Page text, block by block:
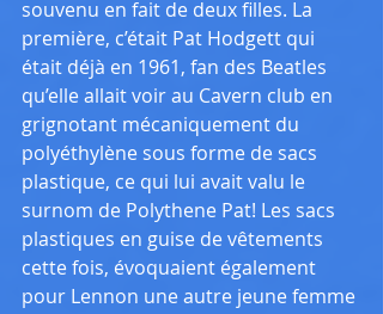
souvenu en fait de deux filles. La
première, c’était Pat Hodgett qui
était déjà en 1961, fan des Beatles
qu’elle allait voir au Cavern club en
grignotant mécaniquement du
polyéthylène sous forme de sacs
plastique, ce qui lui avait valu le
surnom de Polythene Pat! Les sacs
plastiques en guise de vêtements
cette fois, évoquaient également
pour Lennon une autre jeune femme